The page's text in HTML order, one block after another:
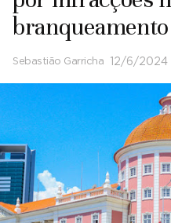
Sebastião Garricha 12/6/2024